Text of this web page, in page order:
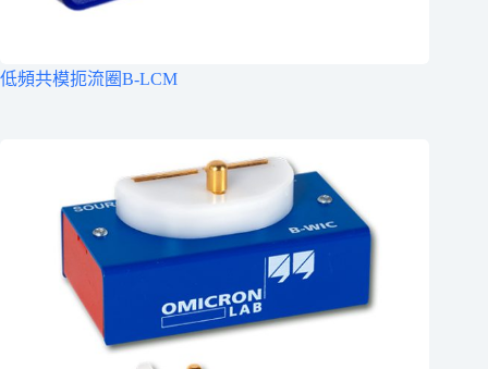
低頻共模扼流圈B-LCM